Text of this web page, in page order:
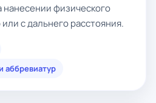
нанесении физического
с дальнего расстояния.
аббревиатур